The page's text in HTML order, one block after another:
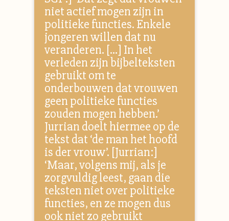
niet actief mogen zijn in
politieke functies. Enkele
jongeren willen dat nu
veranderen. […] In het
verleden zijn bijbelteksten
gebruikt om te
onderbouwen dat vrouwen
geen politieke functies
zouden mogen hebben.’
Jurrian doelt hiermee op de
tekst dat ‘de man het hoofd
is der vrouw’. [Jurrian:]
‘Maar, volgens mij, als je
zorgvuldig leest, gaan die
teksten niet over politieke
functies, en ze mogen dus
ook niet zo gebruikt